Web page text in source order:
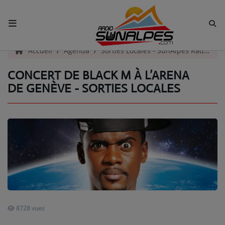
ACCUEIL
Radio
ACTUALITÉS DE LA RADIO
EMISSIONS
EQUIPE
ARTISTES
TITRES DIFFUSÉS
NOS PARTENAIRES
Accueil Agenda Sorties Locales - SunAlpes Radio
CONCERT DE BLACK M À L’ARENA
DE GENÈVE - SORTIES LOCALES
8728 vues